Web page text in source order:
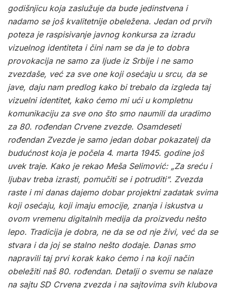
godišnjicu koja zaslužuje da bude jedinstvena i
nadamo se još kvalitetnije obeležena. Jedan od prvih
poteza je raspisivanje javnog konkursa za izradu
vizuelnog identiteta i čini nam se da je to dobra
provokacija ne samo za ljude iz Srbije i ne samo
zvezdaše, već za sve one koji osećaju u srcu, da se
jave, daju nam predlog kako bi trebalo da izgleda taj
vizuelni identitet, kako ćemo mi ući u kompletnu
komunikaciju za sve ono što smo naumili da uradimo
za80. rođendan Crvene zvezde. Osamdeseti
rođendan Zvezde je samo jedan dobar pokazatelj da
budućnost koja je počela4. marta1945. godine još
uvek traje. Kako je rekao Meša Selimović: „Za sreću i
ljubav treba izrasti, pomučiti se i potruditi“. Zvezda
raste i mi danas dajemo dobar projektni zadatak svima
koji osećaju, koji imaju emocije, znanja i iskustva u
ovom vremenu digitalnih medija da proizvedu nešto
lepo. Tradicija je dobra, ne da se od nje živi, već da se
stvara i da joj se stalno nešto dodaje. Danas smo
napravili taj prvi korak kako ćemo i na koji način
obeležiti naš80. rođendan. Detalji o svemu se nalaze
na sajtu SD Crvena zvezda i na sajtovima svih klubova